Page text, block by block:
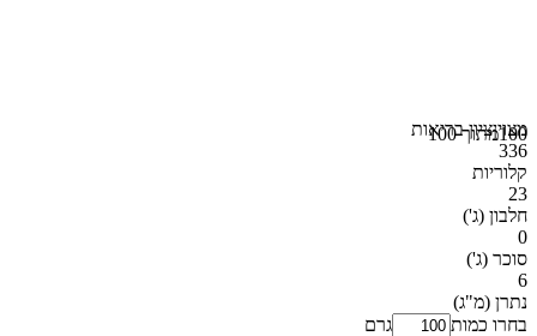
100מתוך 100מצויןציון בריאות
336
קלוריות
23
חלבון (ג')
0
סוכר (ג')
6
נתרן (מ"ג)
בחרו כמות
גרם